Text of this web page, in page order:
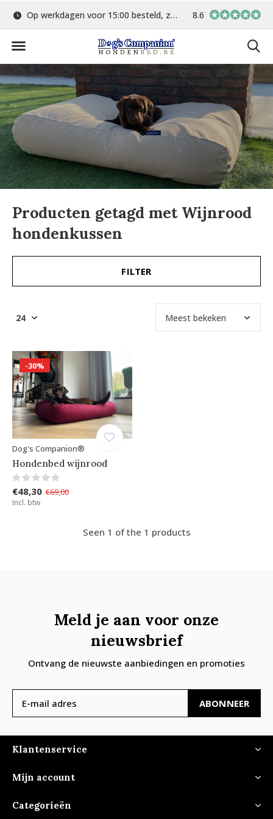
Op werkdagen voor 15:00 besteld, zelfde dag verstuurd Gratis verzending
8.6
Producten getagd met Wijnrood
hondenkussen
FILTER
-30%
Dog's Companion®
Hondenbed wijnrood
€48,30 €69,00
Incl. btw
Seen 1 of the 1 products
Meld je aan voor onze
nieuwsbrief
Ontvang de nieuwste aanbiedingen en promoties
ABONNEER
Klantenservice
Mijn account
Categorieën